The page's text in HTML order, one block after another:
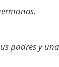
padres y